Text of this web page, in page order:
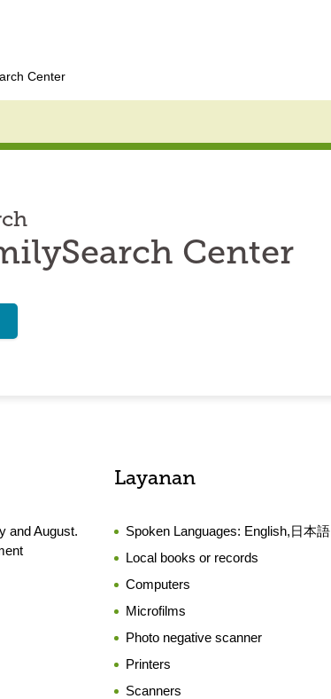
Center
Center
and August.
Layanan
Spoken Languages: English,日本語
Local books or records
Computers
Microfilms
Photo negative scanner
Printers
Scanners